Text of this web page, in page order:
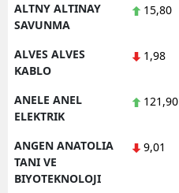
ALTNY ALTINAY
SAVUNMA
15,80
ALVES ALVES
KABLO
1,98
ANELE ANEL
ELEKTRIK
121,90
ANGEN ANATOLIA
TANI VE
BIYOTEKNOLOJI
9,01